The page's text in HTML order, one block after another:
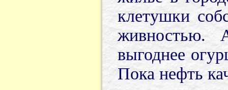
клетушки
живностью.
выгоднее
Пока нефть